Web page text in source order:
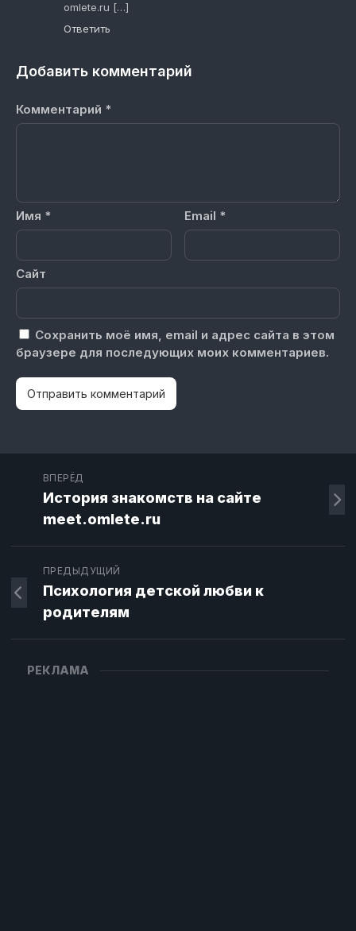
omlete.ru […]
Ответить
Добавить комментарий
Комментарий *
Имя * Email *
Сайт
Сохранить моё имя, email и адрес сайта в этом
браузере для последующих моих комментариев.
ВПЕРЁД
История знакомств на сайте
meet.omlete.ru
ПРЕДЫДУЩИЙ
Психология детской любви к
родителям
РЕКЛАМА